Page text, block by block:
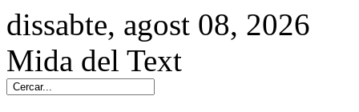
dissabte, agost 08, 2026
Mida del Text